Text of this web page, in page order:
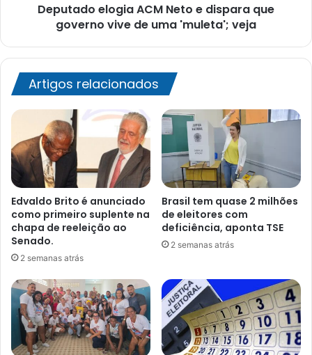
Deputado elogia ACM Neto e dispara que
governo vive de uma 'muleta'; veja
Artigos relacionados
Edvaldo Brito é anunciado
como primeiro suplente na
chapa de reeleição ao
Senado.
2 semanas atrás
Brasil tem quase 2 milhões
de eleitores com
deficiência, aponta TSE
2 semanas atrás